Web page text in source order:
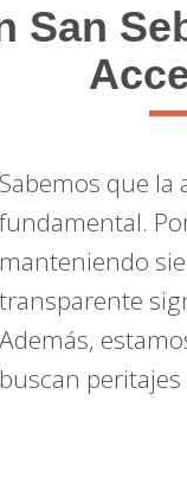
San
Sabemos que la
fundamental.
manteniendo
transparente
Además,
buscan